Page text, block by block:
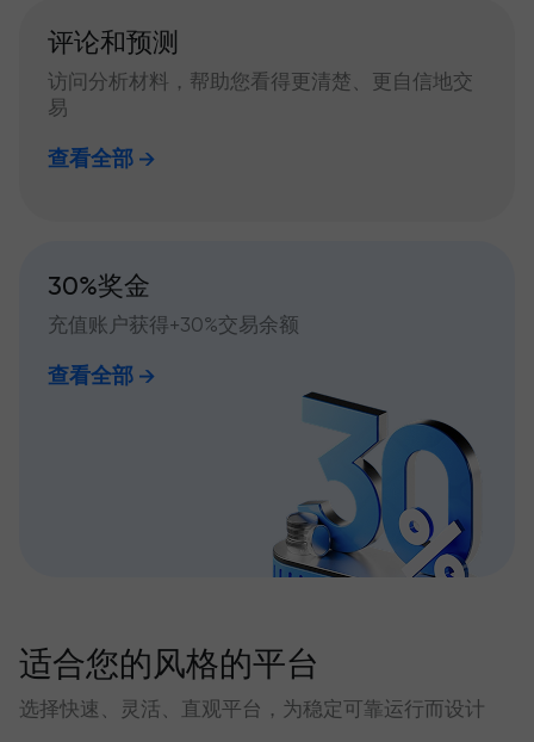
评论和预测
访问分析材料，帮助您看得更清楚、更自信地交
易
查看全部
30%奖金
充值账户获得+30%交易余额
查看全部
适合您的风格的平台
选择快速、灵活、直观平台，为稳定可靠运行而设计